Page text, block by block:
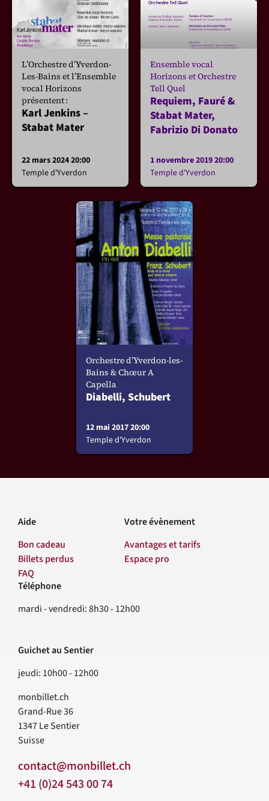
L’Orchestre d’Yverdon-
Les-Bains et l’Ensemble
vocal Horizons
présentent :
Karl Jenkins –
Stabat Mater
22 mars 2024 20:00
Temple d'Yverdon
Ensemble vocal
Horizons et Orchestre
Tell Quel
Requiem, Fauré &
Stabat Mater,
Fabrizio Di Donato
1 novembre 2019 20:00
Temple d'Yverdon
Orchestre d’Yverdon-les-
Bains & Chœur A
Capella
Diabelli, Schubert
12 mai 2017 20:00
Temple d'Yverdon
Aide
Bon cadeau
Billets perdus
FAQ
Votre évènement
Avantages et tarifs
Espace pro
Contact
Téléphone
mardi - vendredi: 8h30 - 12h00
Guichet au Sentier
jeudi: 10h00 - 12h00
monbillet.ch
Grand-Rue 36
1347Le Sentier
Suisse
contact@monbillet.ch
+41 (0)24 543 00 74